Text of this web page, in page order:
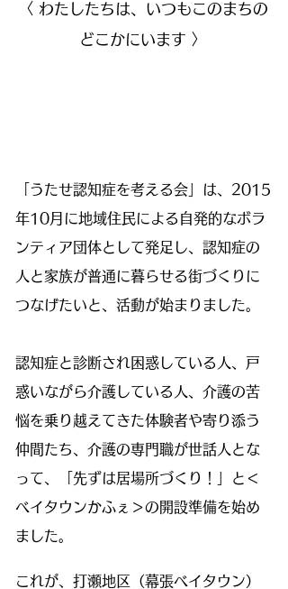
〈 わたしたちは、いつもこのまちの
どこかにいます 〉
「うたせ認知症を考える会」は、2015
年10月に地域住民による自発的なボラ
ンティア団体として発足し、認知症の
人と家族が普通に暮らせる街づくりに
つなげたいと、活動が始まりました。
認知症と診断され困惑している人、戸
惑いながら介護している人、介護の苦
悩を乗り越えてきた体験者や寄り添う
仲間たち、介護の専門職が世話人とな
って、「先ずは居場所づくり！」と＜
ベイタウンかふぇ＞の開設準備を始め
ました。
これが、打瀬地区（幕張ベイタウン）